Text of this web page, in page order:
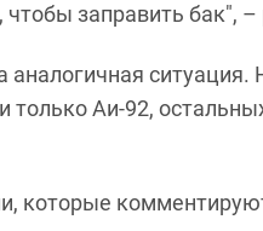
заправить бак", –
ситуация.
только Аи-92,
которые